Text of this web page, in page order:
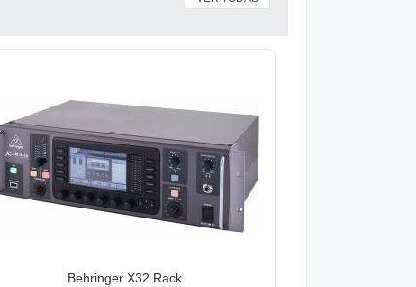
Behringer X32 Rack